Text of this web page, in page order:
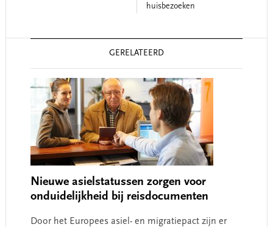
huisbezoeken
GERELATEERD
Nieuwe asielstatussen zorgen voor
onduidelijkheid bij reisdocumenten
Door het Europees asiel- en migratiepact zijn er